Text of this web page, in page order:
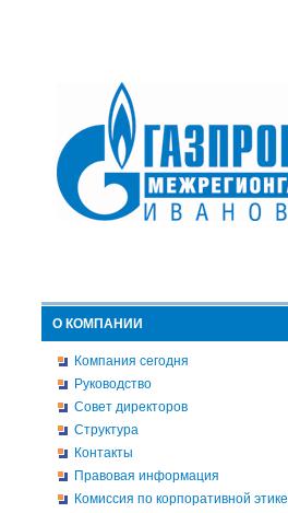
О КОМПАНИИ
Компания сегодня
Руководство
Совет директоров
Структура
Контакты
Правовая информация
Комиссия по корпоративной этике